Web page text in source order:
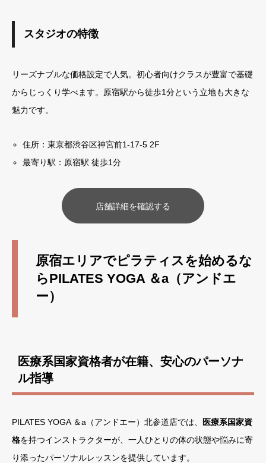
スタジオの特徴
リーズナブルな価格設定で人気。初心者向けクラスが豊富で基礎
からじっくり学べます。原宿駅から徒歩1分という立地も大きな
魅力です。
住所：東京都渋谷区神宮前1-17-5 2F
最寄り駅：原宿駅 徒歩1分
店舗詳細を確認する
原宿エリアでピラティスを始めるな
らPILATES YOGA ＆a（アンドエ
ー）
医療系国家資格者が在籍、安心のパーソナ
ル指導
PILATES YOGA ＆a（アンドエー）北参道店では、
医療系国家資
格を持つインストラクターが、一人ひとりの体の状態や悩みに寄
り添ったパーソナルレッスンを提供しています。